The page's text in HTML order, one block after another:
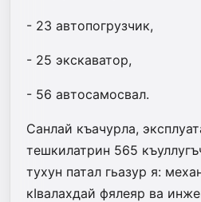
- 23 автопогрузчик,
- 25 экскаватор,
- 56 автосамосвал.
Санлай къачурла,
тешкилатрин 565
тухун патал гьазур я:
кIвалахдай фялеяр ва